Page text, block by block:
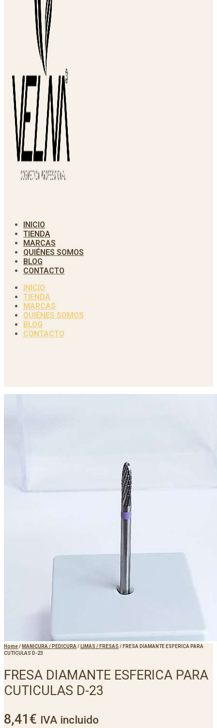
INICIO
TIENDA
MARCAS
QUIÉNES SOMOS
BLOG
CONTACTO
INICIO
TIENDA
MARCAS
QUIÉNES SOMOS
BLOG
CONTACTO
Home/ MANICURA / PEDICURA / LIMAS / FRESAS / FRESA DIAMANTE ESFERICA PARA
CUTICULAS D-23
FRESA DIAMANTE ESFERICA PARA
CUTICULAS D-23
8,41€ IVA incluido